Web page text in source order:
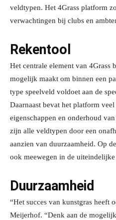
veldtypen. Het 4Grass platform
verwachtingen bij clubs en
Rekentool
Het centrale element van 4Grass
mogelijk maakt om binnen een
type speelveld voldoet aan de
Daarnaast bevat het platform
eigenschappen en onderhoud
zijn alle veldtypen door een
aanzien van duurzaamheid. Op
ook meewegen in de
Duurzaamheid
“Het succes van kunstgras heeft
Meijerhof. “Denk aan de